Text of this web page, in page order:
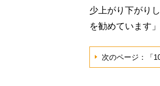
少上がり下がり
を勧めています
次のページ：「